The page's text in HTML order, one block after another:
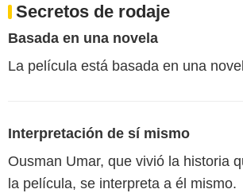
Secretos de rodaje
Basada en una novela
La película está basada en una
Interpretación de sí mismo
Ousman Umar, que vivió la historia
la película, se interpreta a él mismo.